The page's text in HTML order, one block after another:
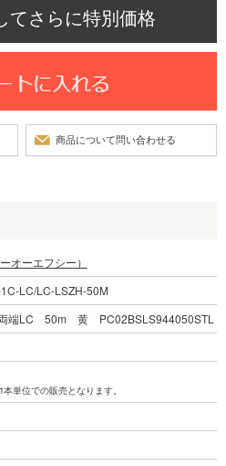
てさらに特別価格
オーエフシー）
LC/LC-LSZH-50M
端LC 50m 黄 PC02BSLS944050STL
単位での販売となります。